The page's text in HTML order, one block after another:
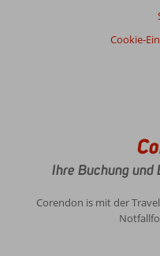
Cookie-
Ihre Buchung und
Corendon is mit der